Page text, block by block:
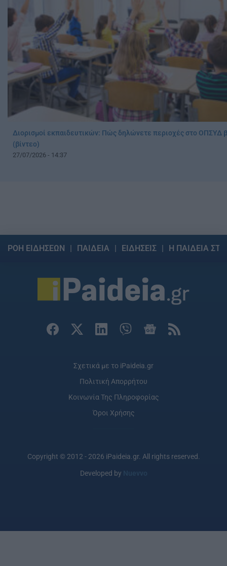
Διορισμοί εκπαιδευτικών: Πώς δηλώνετε περιοχές στο ΟΠΣΥΔ
(βίντεο)
27/07/2026 - 14:37
ΡΟΗ ΕΙΔΗΣΕΩΝ ΠΑΙΔΕΙΑ ΕΙΔΗΣΕΙΣ Η ΠΑΙΔΕΙΑ
Σχετικά με το iPaideia.gr
Πολιτική Απορρήτου
Κοινωνία Της Πληροφορίας
Όροι Χρήσης
Copyright © 2012 - 2026 iPaideia.gr. All rights reserved.
Developed by